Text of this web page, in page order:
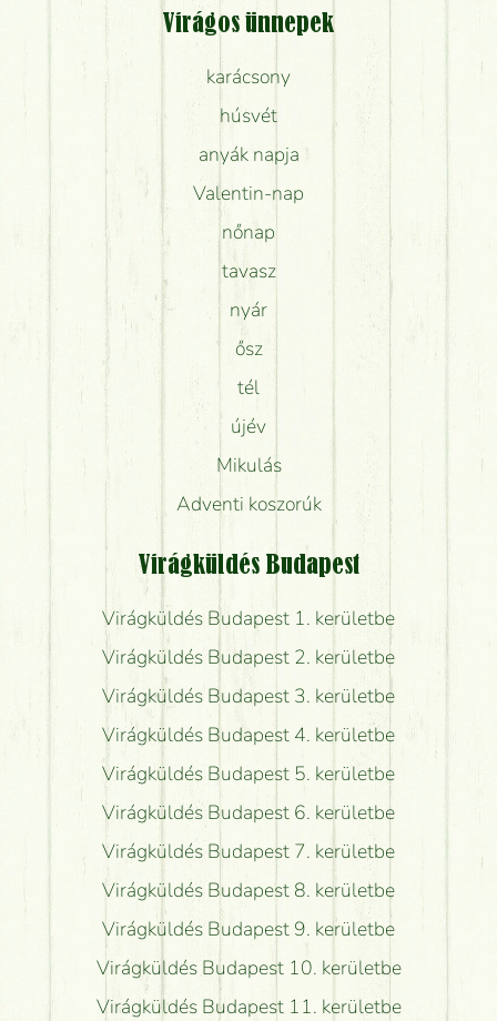
Virágos ünnepek
karácsony
húsvét
anyák napja
Valentin-nap
nőnap
tavasz
nyár
ősz
tél
újév
Mikulás
Adventi koszorúk
Virágküldés Budapest
Virágküldés Budapest 1. kerületbe
Virágküldés Budapest 2. kerületbe
Virágküldés Budapest 3. kerületbe
Virágküldés Budapest 4. kerületbe
Virágküldés Budapest 5. kerületbe
Virágküldés Budapest 6. kerületbe
Virágküldés Budapest 7. kerületbe
Virágküldés Budapest 8. kerületbe
Virágküldés Budapest 9. kerületbe
Virágküldés Budapest 10. kerületbe
Virágküldés Budapest 11. kerületbe